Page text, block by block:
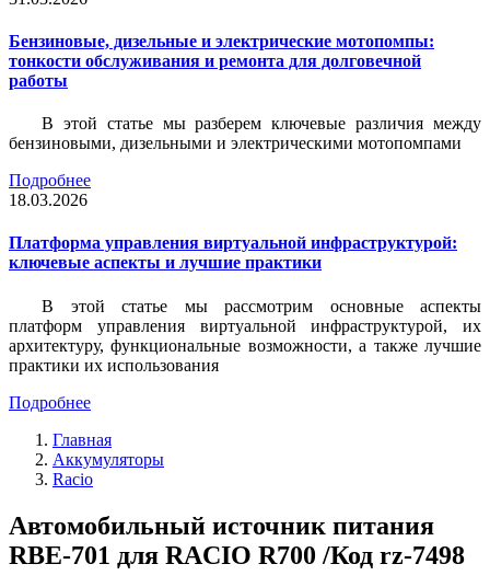
Бензиновые, дизельные и электрические мотопомпы:
тонкости обслуживания и ремонта для долговечной
работы
В этой статье мы разберем ключевые различия между
бензиновыми, дизельными и электрическими мотопомпами
Подробнее
18.03.2026
Платформа управления виртуальной инфраструктурой:
ключевые аспекты и лучшие практики
В этой статье мы рассмотрим основные аспекты
платформ управления виртуальной инфраструктурой, их
архитектуру, функциональные возможности, а также лучшие
практики их использования
Подробнее
Главная
Аккумуляторы
Racio
Автомобильный источник питания
RBE-701 для RACIO R700 /Код rz-7498